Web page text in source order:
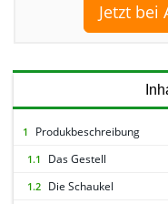
Jetzt bei
1 Produkbeschreibung
1.1 Das Gestell
1.2 Die Schaukel